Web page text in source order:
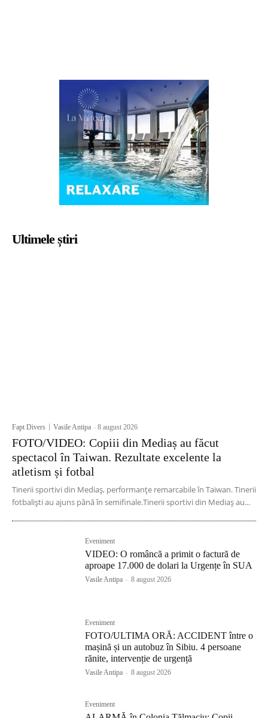
Ultimele știri
Fapt Divers Vasile Antipa -8 august 2026
FOTO/VIDEO: Copiii din Mediaș au făcut
spectacol în Taiwan. Rezultate excelente la
atletism și fotbal
Tinerii sportivi din Mediaș, performanțe remarcabile în Taiwan. Tinerii
fotbaliști au ajuns până în semifinale.Tinerii sportivi din Mediaș au...
Eveniment
VIDEO: O româncă a primit o factură de
aproape 17.000 de dolari la Urgențe în SUA
Vasile Antipa - 8 august 2026
Eveniment
FOTO/ULTIMA ORĂ: ACCIDENT între o
mașină și un autobuz în Sibiu. 4 persoane
rănite, intervenție de urgență
Vasile Antipa - 8 august 2026
Eveniment